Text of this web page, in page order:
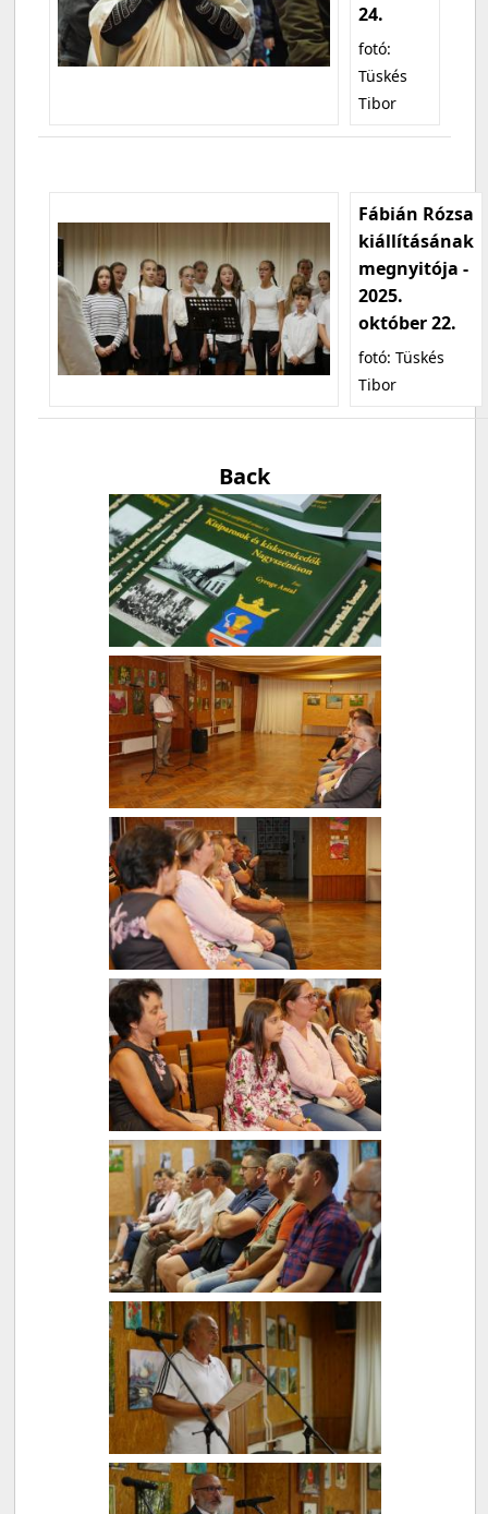
24.
fotó:
Tüskés
Tibor
Fábián Rózsa
kiállításának
megnyitója -
2025.
október 22.
fotó: Tüskés
Tibor
Back